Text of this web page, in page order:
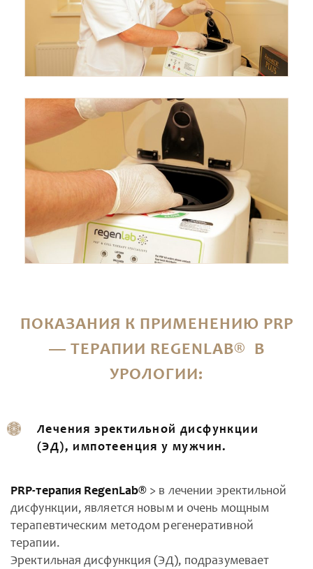
ПОКАЗАНИЯ К ПРИМЕНЕНИЮ PRP
— ТЕРАПИИ REGENLAB® В
УРОЛОГИИ:
Лечения эректильной дисфункции
(ЭД), импотеенция у мужчин.
PRP-терапия RegenLab® > в лечении эректильной
дисфункции, является новым и очень мощным
терапевтическим методом регенеративной
терапии.
Эректильная дисфункция (ЭД), подразумевает